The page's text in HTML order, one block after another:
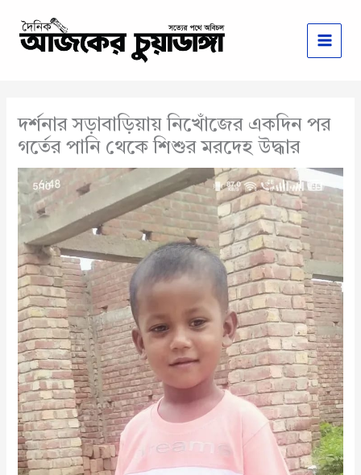
content
দর্শনার সড়াবাড়িয়ায় নিখোঁজের একদিন পর
গর্তের পানি থেকে শিশুর মরদেহ উদ্ধার